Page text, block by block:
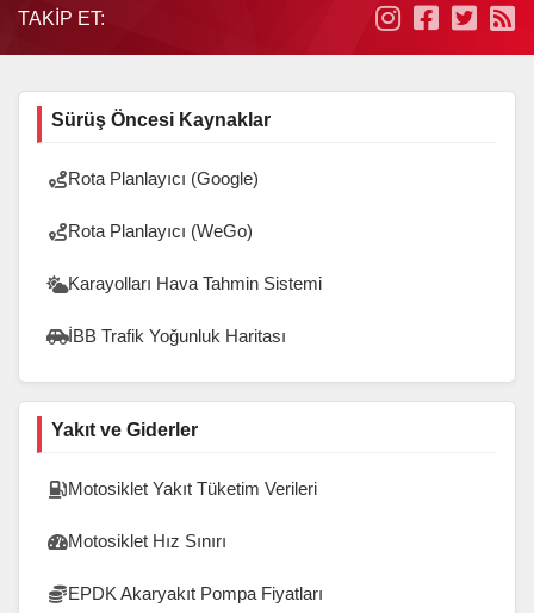
TAKIP ET:
Sürüş Öncesi Kaynaklar
Rota Planlayıcı (Google)
Rota Planlayıcı (WeGo)
Karayolları Hava Tahmin Sistemi
İBB Trafik Yoğunluk Haritası
Yakıt ve Giderler
Motosiklet Yakıt Tüketim Verileri
Motosiklet Hız Sınırı
EPDK Akaryakıt Pompa Fiyatları